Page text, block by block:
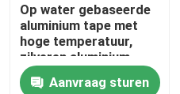
Op water gebaseerde
aluminium tape met
hoge temperatuur,
zilveren aluminium
folie afschrikkende
tape Aanvraag sturen